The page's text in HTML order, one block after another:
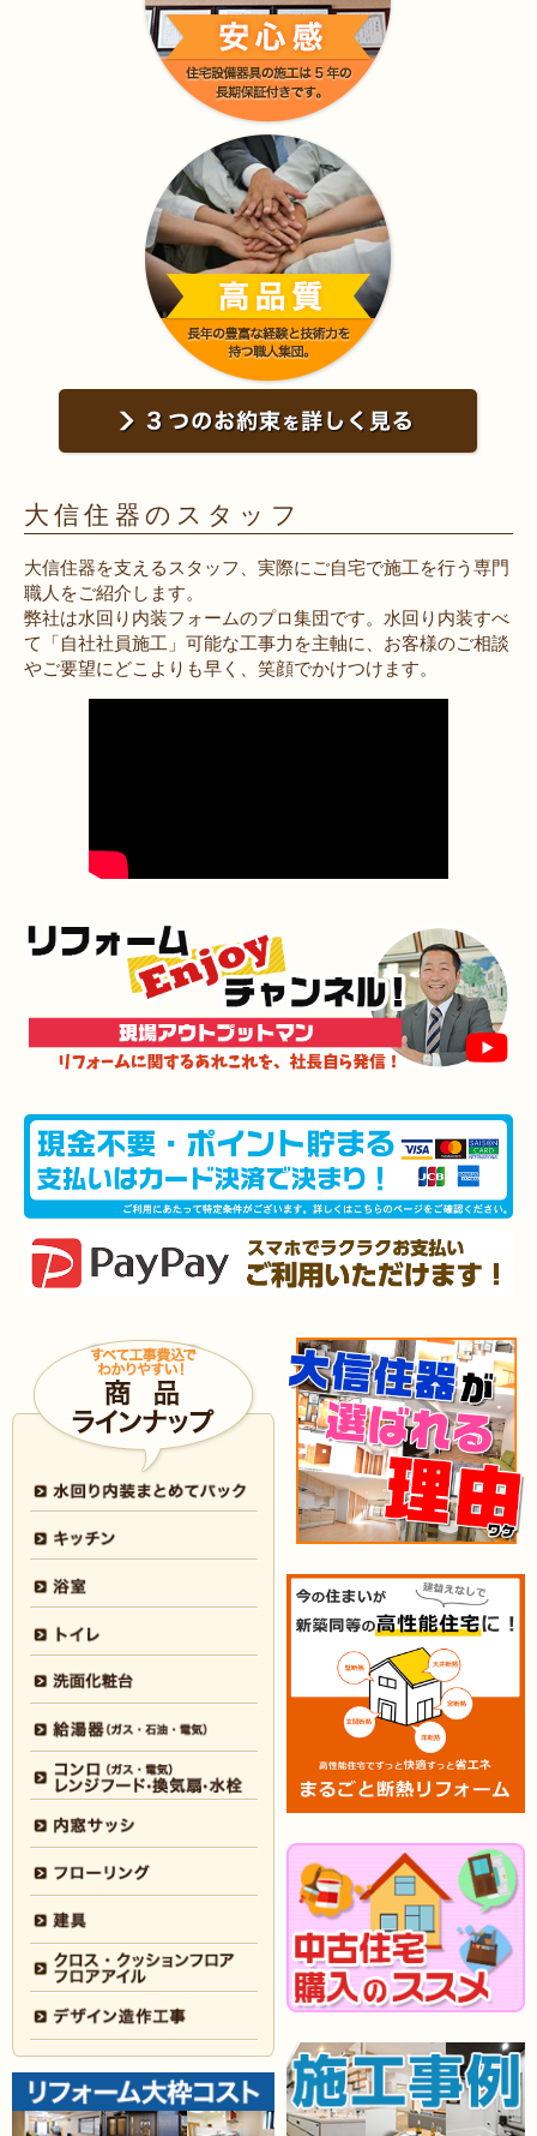
大信住器のスタッフ
大信住器を支えるスタッフ、実際にご自宅で施工を行う専門
職人をご紹介します。
弊社は水回り内装フォームのプロ集団です。水回り内装すべ
て「自社社員施工」可能な工事力を主軸に、お客様のご相談
やご要望にどこよりも早く、笑顔でかけつけます。